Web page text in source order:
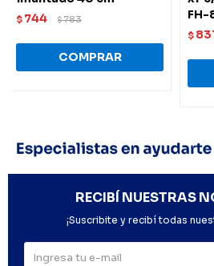
$ 744 $783
FH-
$
RECIBÍ NUESTRAS
¡Suscribite y recibí todas